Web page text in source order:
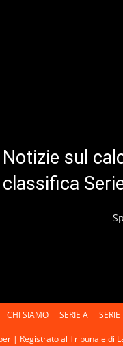
Notizie sul
classifica
CHI SIAMO SERIE A SERIE
| Registrato al Tribunale di